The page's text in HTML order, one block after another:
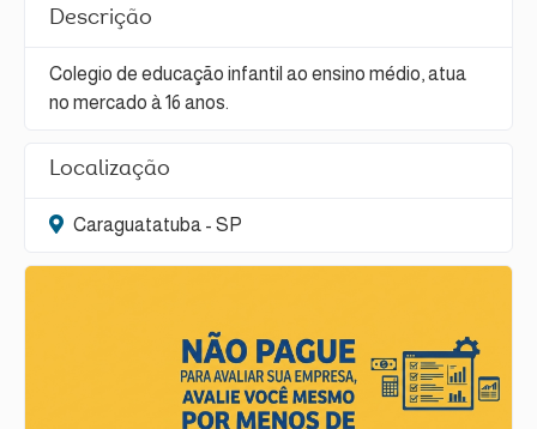
Descrição
Colegio de educação infantil ao ensino médio, atua
no mercado à 16 anos.
Localização
Caraguatatuba - SP